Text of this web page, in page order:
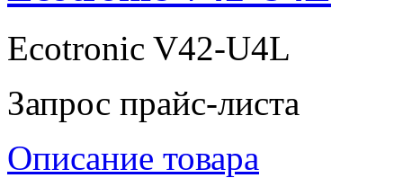
Ecotronic V42-U4L
Запрос прайс-листа
Описание товара